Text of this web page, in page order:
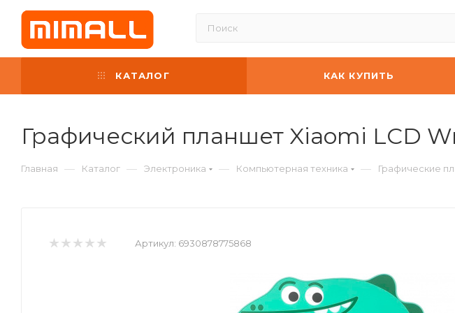
КАТАЛОГ КАК КУПИТЬ
Графический планшет Xiaomi LCD
Главная — Каталог — Электроника — Компьютерная техника — Графические
Артикул: 6930878775868